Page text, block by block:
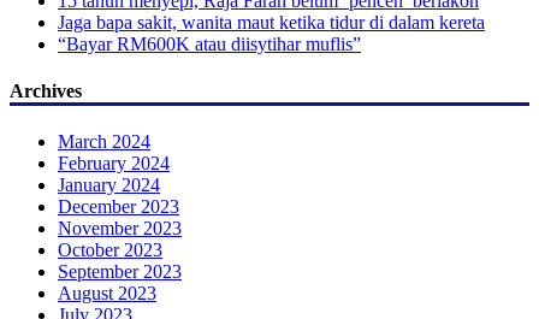
Jaga bapa sakit, wanita maut ketika tidur di dalam kereta
“Bayar RM600K atau diisytihar muflis”
Archives
March 2024
February 2024
January 2024
December 2023
November 2023
October 2023
September 2023
August 2023